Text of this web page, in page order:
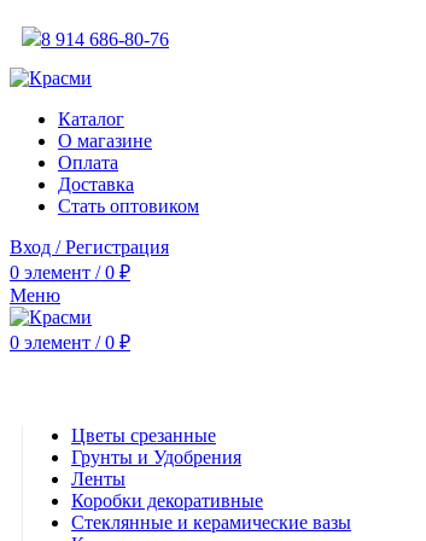
8 914 686-80-76
Каталог
О магазине
Оплата
Доставка
Стать оптовиком
Вход / Регистрация
0 элемент / 0 ₽
Меню
0 элемент / 0 ₽
Цветы срезанные
Грунты и Удобрения
Ленты
Коробки декоративные
Стеклянные и керамические вазы